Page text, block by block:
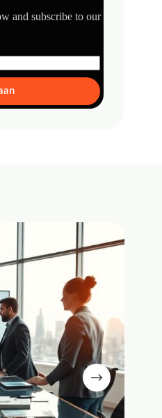
and subscribe to our